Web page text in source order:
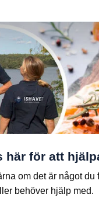
här för att
om det är något du
behöver hjälp med.